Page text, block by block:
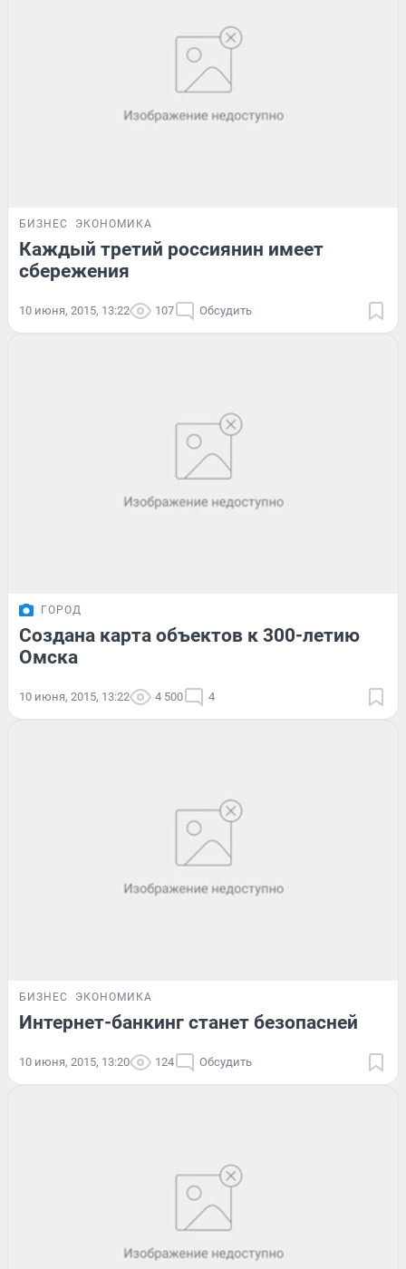
БИЗНЕС ЭКОНОМИКА
Каждый третий россиянин имеет
сбережения
10 июня, 2015, 13:22 107 Обсудить
ГОРОД
Создана карта объектов к 300-летию
Омска
10 июня, 2015, 13:22 4 500 4
БИЗНЕС ЭКОНОМИКА
Интернет-банкинг станет безопасней
10 июня, 2015, 13:20 124 Обсудить